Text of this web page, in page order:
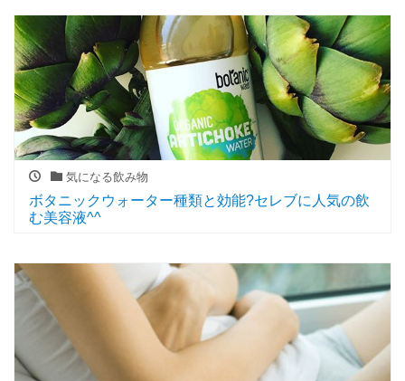
気になる飲み物
ボタニックウォーター種類と効能?セレブに人気の飲
む美容液^^